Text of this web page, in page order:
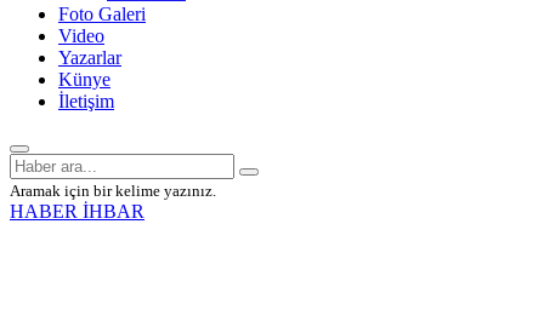
Foto Galeri
Video
Yazarlar
Künye
İletişim
Aramak için bir kelime yazınız.
HABER İHBAR